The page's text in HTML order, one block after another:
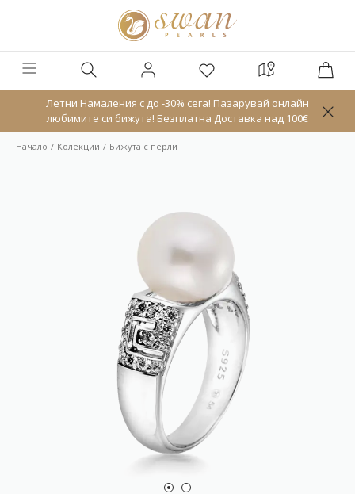
Летни Намаления с до -30% сега! Пазарувай онлайн
любимите си бижута! Безплатна Доставка над 100€
Начало Колекции Бижута с перли